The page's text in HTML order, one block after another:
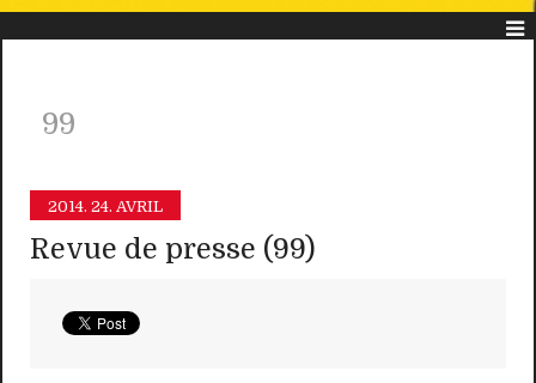
99
2014. 24. AVRIL
Revue de presse (99)